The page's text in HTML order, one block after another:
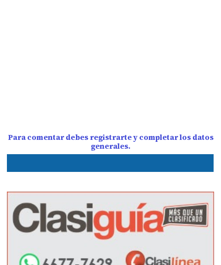
Para comentar debes registrarte y completar los datos
generales.